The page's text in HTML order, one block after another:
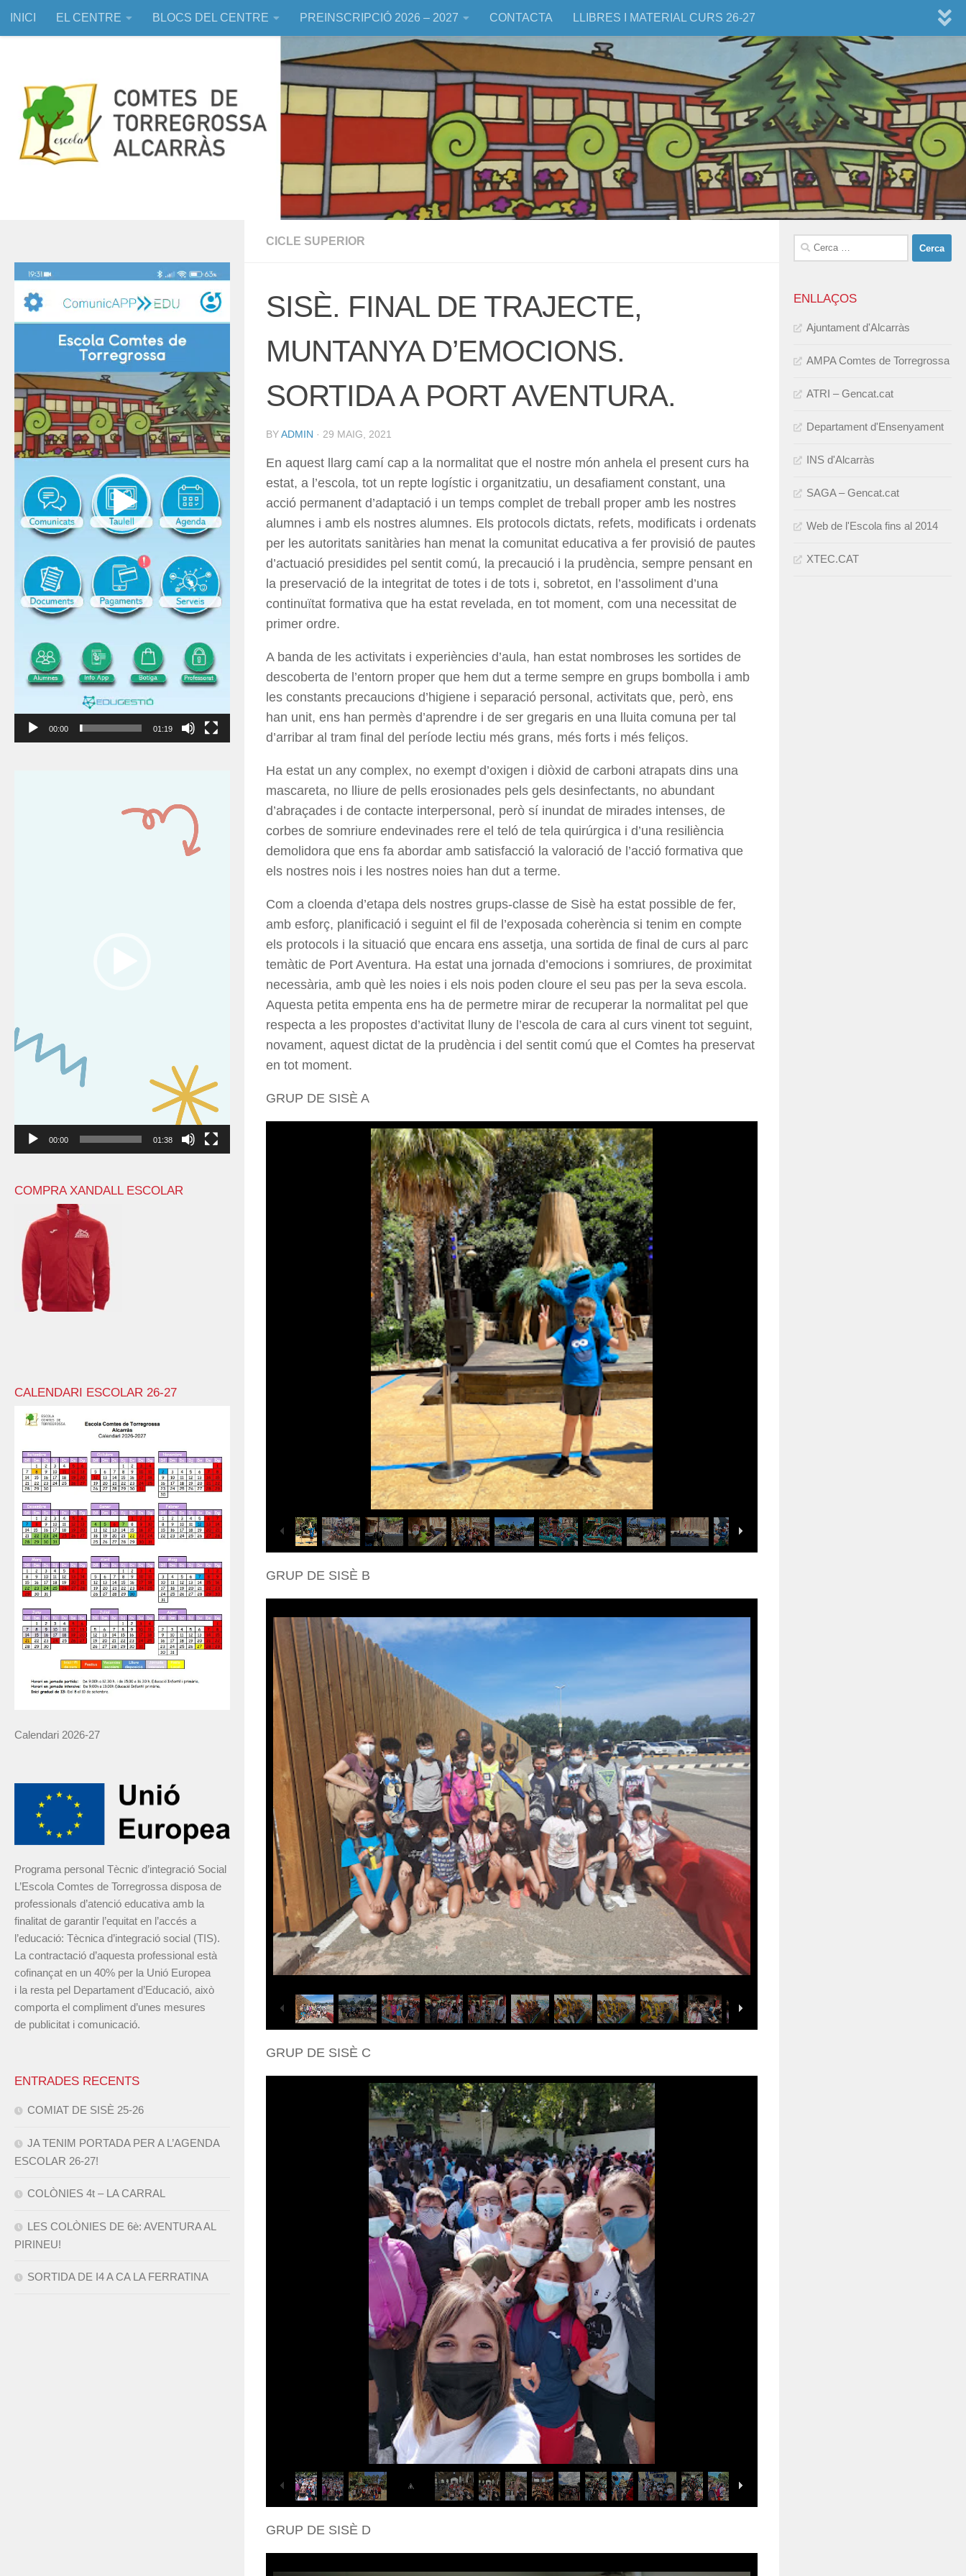
Skip to content
INICI EL CENTRE BLOCS DEL CENTRE PREINSCRIPCIÓ 2026 – 2027 CONTACTA LLIBRES I MATERIAL CURS 26-27
CICLE SUPERIOR
SISÈ. FINAL DE TRAJECTE,
MUNTANYA D’EMOCIONS.
SORTIDA A PORT AVENTURA.
BYADMIN · 29 MAIG, 2021
En aquest llarg camí cap a la normalitat que el nostre món anhela el present curs ha
estat, a l’escola, tot un repte logístic i organitzatiu, un desafiament constant, una
acció permanent d’adaptació i un temps complet de treball proper amb les nostres
alumnes i amb els nostres alumnes. Els protocols dictats, refets, modificats i ordenats
per les autoritats sanitàries han menat la comunitat educativa a fer provisió de pautes
d’actuació presidides pel sentit comú, la precaució i la prudència, sempre pensant en
la preservació de la integritat de totes i de tots i, sobretot, en l’assoliment d’una
continuïtat formativa que ha estat revelada, en tot moment, com una necessitat de
primer ordre.
A banda de les activitats i experiències d’aula, han estat nombroses les sortides de
descoberta de l’entorn proper que hem dut a terme sempre en grups bombolla i amb
les constants precaucions d’higiene i separació personal, activitats que, però, ens
han unit, ens han permès d’aprendre i de ser gregaris en una lluita comuna per tal
d’arribar al tram final del període lectiu més grans, més forts i més feliços.
Ha estat un any complex, no exempt d’oxigen i diòxid de carboni atrapats dins una
mascareta, no lliure de pells erosionades pels gels desinfectants, no abundant
d’abraçades i de contacte interpersonal, però sí inundat de mirades intenses, de
corbes de somriure endevinades rere el teló de tela quirúrgica i d’una resiliència
demolidora que ens fa abordar amb satisfacció la valoració de l’acció formativa que
els nostres nois i les nostres noies han dut a terme.
Com a cloenda d’etapa dels nostres grups-classe de Sisè ha estat possible de fer,
amb esforç, planificació i seguint el fil de l’exposada coherència si tenim en compte
els protocols i la situació que encara ens assetja, una sortida de final de curs al parc
temàtic de Port Aventura. Ha estat una jornada d’emocions i somriures, de proximitat
necessària, amb què les noies i els nois poden cloure el seu pas per la seva escola.
Aquesta petita empenta ens ha de permetre mirar de recuperar la normalitat pel que
respecta a les propostes d’activitat lluny de l’escola de cara al curs vinent tot seguint,
novament, aquest dictat de la prudència i del sentit comú que el Comtes ha preservat
en tot moment.
GRUP DE SISÈ A
GRUP DE SISÈ B
GRUP DE SISÈ C
GRUP DE SISÈ D
Reproductor
vídeo
00:00 01:19
00:00 01:38
COMPRA XANDALL ESCOLAR
CALENDARI ESCOLAR 26-27
Calendari 2026-27
Programa personal Tècnic d’integració Social
L’Escola Comtes de Torregrossa disposa de
professionals d’atenció educativa amb la
finalitat de garantir l’equitat en l’accés a
l’educació: Tècnica d’integració social (TIS).
La contractació d’aquesta professional està
cofinançat en un 40% per la Unió Europea
i la resta pel Departament d’Educació, això
comporta el compliment d’unes mesures
de publicitat i comunicació.
ENTRADES RECENTS
COMIAT DE SISÈ 25-26
JA TENIM PORTADA PER A L’AGENDA
ESCOLAR 26-27!
COLÒNIES 4t – LA CARRAL
LES COLÒNIES DE 6è: AVENTURA AL
PIRINEU!
SORTIDA DE I4 A CA LA FERRATINA
Cerca:
ENLLAÇOS
Ajuntament d'Alcarràs
AMPA Comtes de Torregrossa
ATRI – Gencat.cat
Departament d'Ensenyament
INS d'Alcarràs
SAGA – Gencat.cat
Web de l'Escola fins al 2014
XTEC.CAT